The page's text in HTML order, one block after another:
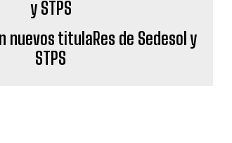
nuevos titulaRes de Sedesol y
STPS